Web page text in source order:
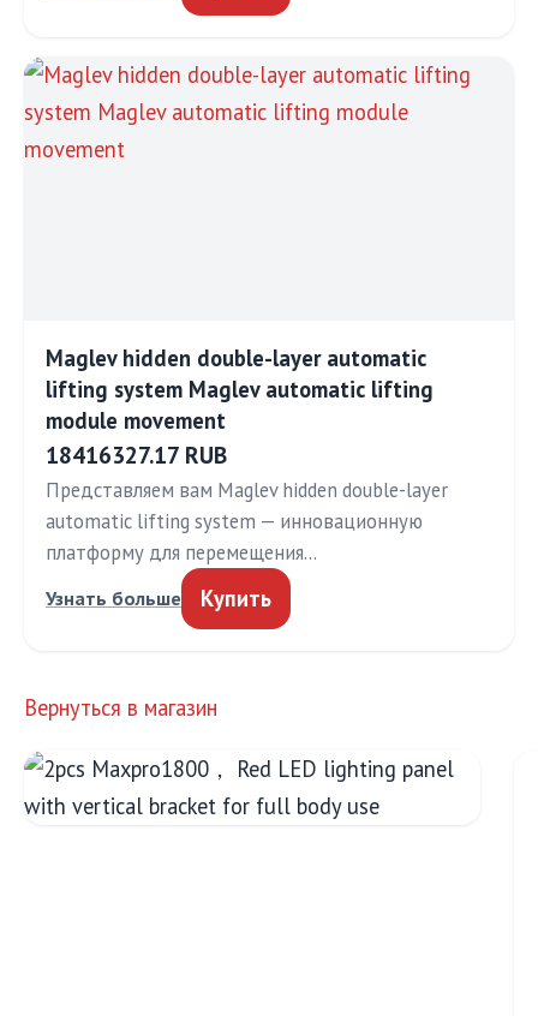
Maglev hidden double-layer automatic
lifting system Maglev automatic lifting
module movement
18416327.17 RUB
Представляем вам Maglev hidden double-layer
automatic lifting system — инновационную
платформу для перемещения…
Узнать больше Купить
Вернуться в магазин